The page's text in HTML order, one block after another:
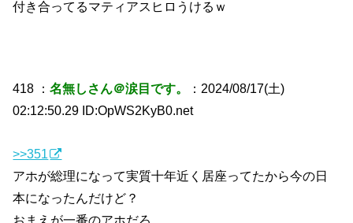
付き合ってるマティアスヒロうけるｗ
418 ：名無しさん＠涙目です。
：2024/08/17(土)
02:12:50.29 ID:OpWS2KyB0.net
>>351
アホが総理になって実質十年近く居座ってたから今の日
本になったんだけど？
おまえが一番のアホだろ